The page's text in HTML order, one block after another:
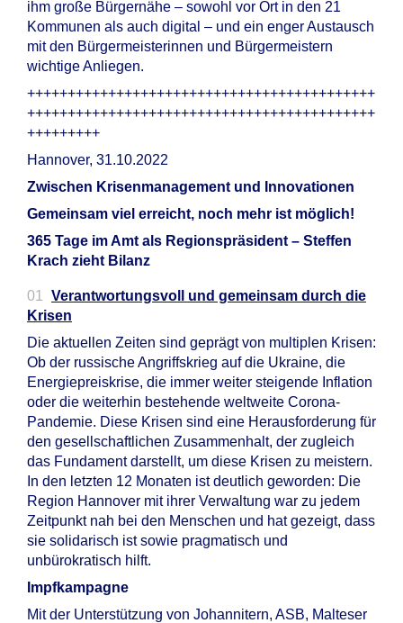
ihm große Bürgernähe – sowohl vor Ort in den 21
Kommunen als auch digital – und ein enger Austausch
mit den Bürgermeisterinnen und Bürgermeistern
wichtige Anliegen.
+++++++++++++++++++++++++++++++++++++++++++
+++++++++++++++++++++++++++++++++++++++++++
+++++++++
Hannover, 31.10.2022
Zwischen Krisenmanagement und Innovationen
Gemeinsam viel erreicht, noch mehr ist möglich!
365 Tage im Amt als Regionspräsident – Steffen
Krach zieht Bilanz
Verantwortungsvoll und gemeinsam durch die
Krisen
Die aktuellen Zeiten sind geprägt von multiplen Krisen:
Ob der russische Angriffskrieg auf die Ukraine, die
Energiepreiskrise, die immer weiter steigende Inflation
oder die weiterhin bestehende weltweite Corona-
Pandemie. Diese Krisen sind eine Herausforderung für
den gesellschaftlichen Zusammenhalt, der zugleich
das Fundament darstellt, um diese Krisen zu meistern.
In den letzten 12 Monaten ist deutlich geworden: Die
Region Hannover mit ihrer Verwaltung war zu jedem
Zeitpunkt nah bei den Menschen und hat gezeigt, dass
sie solidarisch ist sowie pragmatisch und
unbürokratisch hilft.
Impfkampagne
Mit der Unterstützung von Johannitern, ASB, Malteser